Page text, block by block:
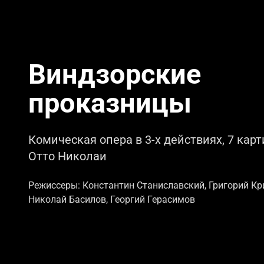
Виндзорские
проказницы
Комическая опера в 3-х действиях, 7
Отто Николаи
Режиссеры: Константин Станиславский, Григорий
Николай Басилов, Георгий Герасимов